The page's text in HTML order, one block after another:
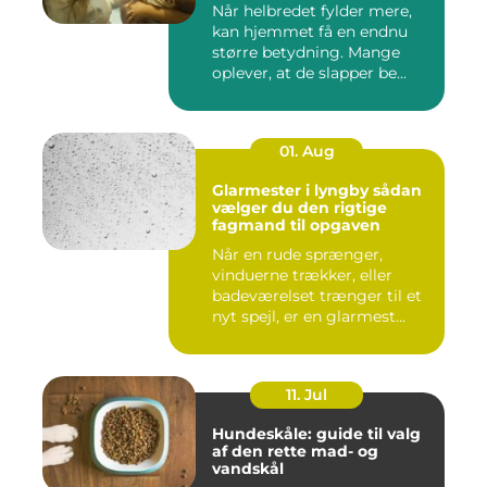
Når helbredet fylder mere,
kan hjemmet få en endnu
større betydning. Mange
oplever, at de slapper be...
01. Aug
Glarmester i lyngby sådan
vælger du den rigtige
fagmand til opgaven
Når en rude sprænger,
vinduerne trækker, eller
badeværelset trænger til et
nyt spejl, er en glarmest...
11. Jul
Hundeskåle: guide til valg
af den rette mad- og
vandskål